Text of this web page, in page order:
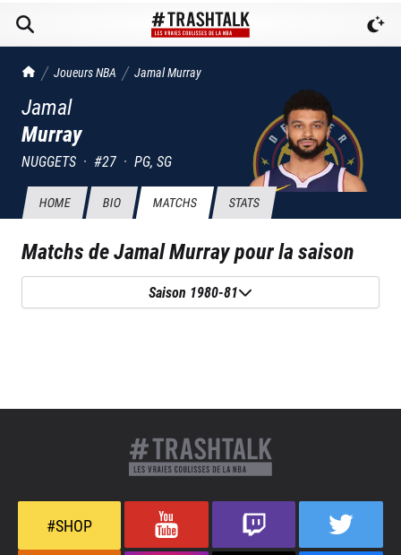
TrashTalk Actu NBA
Joueurs NBA JamalMurray
Jamal
Murray
NUGGETS · #27 · PG, SG
HOME BIO MATCHS STATS
Matchs deJamal Murraypour la saison
Saison 1980-81
#SHOP